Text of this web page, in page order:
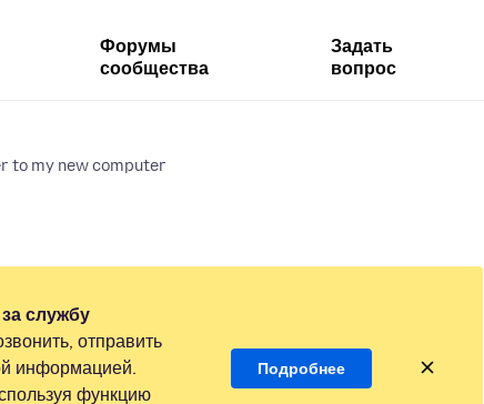
Форумы
сообщества
Задать
вопрос
to my new computer
службу
отправить
информацией.
функцию
Подробнее